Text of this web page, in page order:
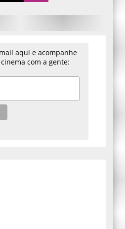
aqui e acompanhe
com a gente: